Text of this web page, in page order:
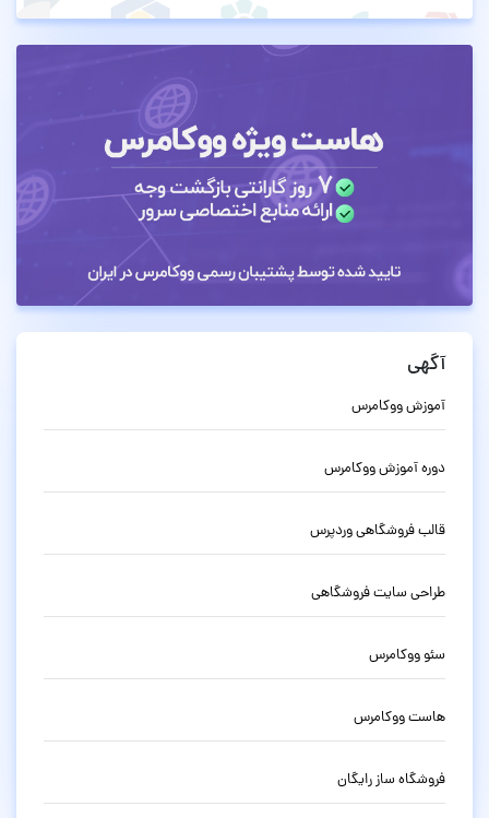
آگهی
آموزش ووکامرس
دوره آموزش ووکامرس
قالب فروشگاهی وردپرس
طراحی سایت فروشگاهی
سئو ووکامرس
هاست ووکامرس
فروشگاه ساز رایگان